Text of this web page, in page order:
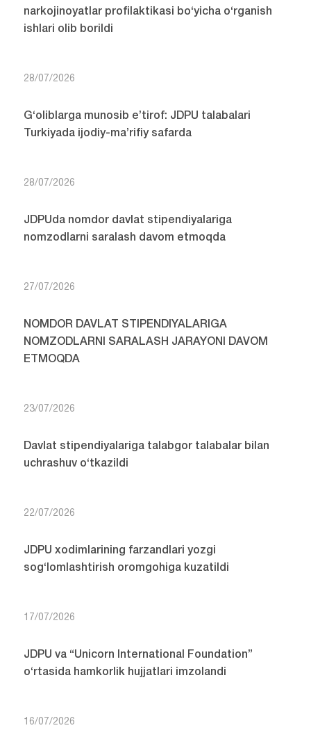
narkojinoyatlar profilaktikasi bo‘yicha o‘rganish
ishlari olib borildi
28/07/2026
G‘oliblarga munosib e’tirof: JDPU talabalari
Turkiyada ijodiy-ma’rifiy safarda
28/07/2026
JDPUda nomdor davlat stipendiyalariga
nomzodlarni saralash davom etmoqda
27/07/2026
NOMDOR DAVLAT STIPENDIYALARIGA
NOMZODLARNI SARALASH JARAYONI DAVOM
ETMOQDA
23/07/2026
Davlat stipendiyalariga talabgor talabalar bilan
uchrashuv o‘tkazildi
22/07/2026
JDPU xodimlarining farzandlari yozgi
sog‘lomlashtirish oromgohiga kuzatildi
17/07/2026
JDPU va “Unicorn International Foundation”
o‘rtasida hamkorlik hujjatlari imzolandi
16/07/2026